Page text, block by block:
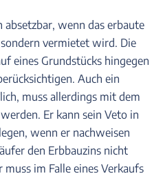
absetzbar, wenn das erbaute
vermietet wird. Die
eines Grundstücks hingegen
Auch ein
muss allerdings mit dem
Er kann sein Veto in
wenn er nachweisen
den Erbbauzins nicht
im Falle eines Verkaufs